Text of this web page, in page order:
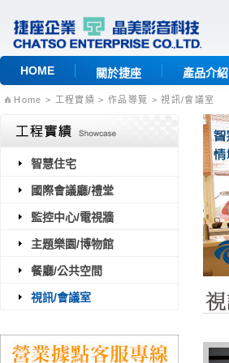
HOME 關於捷座 產品介紹
Home > 工程實績 > 作品導覽 > 視訊/會議室
智慧住宅
國際會議廳/禮堂
監控中心/電視牆
主題樂園/博物館
餐廳/公共空間
視訊/會議室